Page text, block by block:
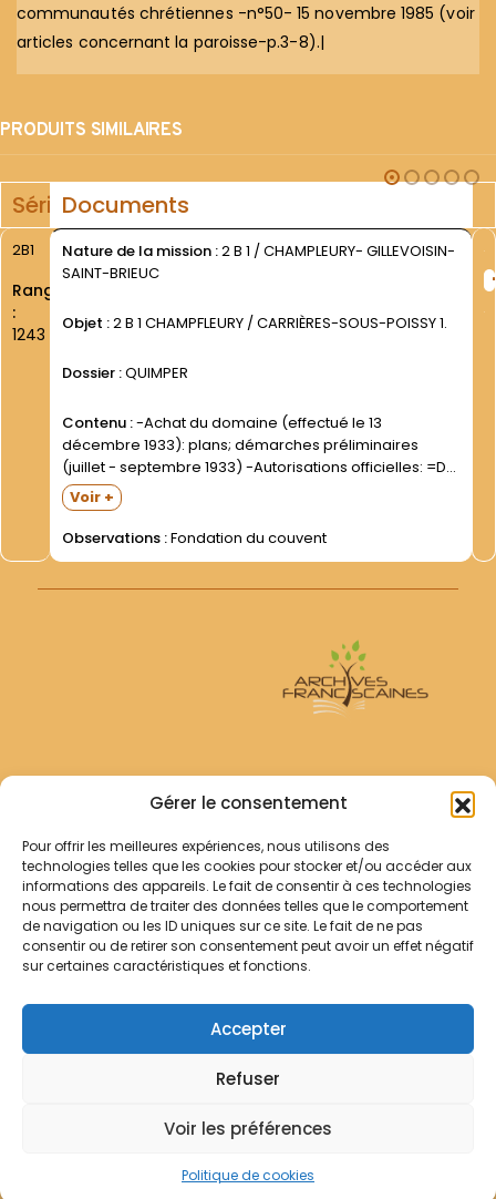
Gérer le consentement
Pour offrir les meilleures expériences, nous utilisons des
technologies telles que les cookies pour stocker et/ou accéder aux
informations des appareils. Le fait de consentir à ces technologies
nous permettra de traiter des données telles que le comportement
de navigation ou les ID uniques sur ce site. Le fait de ne pas
consentir ou de retirer son consentement peut avoir un effet négatif
sur certaines caractéristiques et fonctions.
Accepter
Refuser
Voir les préférences
Politique de cookies
communautés chrétiennes -n°50- 15 novembre 1985 (voir
articles concernant la paroisse-p.3-8).|
PRODUITS SIMILAIRES
SérieDocuments
2B1
Rang
:
1243
Nature de la mission :2 B 1 / CHAMPLEURY- GILLEVOISIN-
SAINT-BRIEUC
Objet :2 B 1 CHAMPFLEURY / CARRIÈRES-SOUS-POISSY 1.
Dossier :QUIMPER
Contenu :-Achat du domaine (effectué le 13
décembre 1933): plans; démarches préliminaires
(juillet - septembre 1933) -Autorisations officielles: =De
l Evêque de Versailles (29 décembre 1933) =De la
Congrégation romaine des Religieux (29 janvier 1934-
contresignée le 6 février par le...
Voir +
Observations :Fondation du couvent
Archives Franciscaines
RECHERCHER
Comment chercher ?
Les archives
Notre démarche
Contact